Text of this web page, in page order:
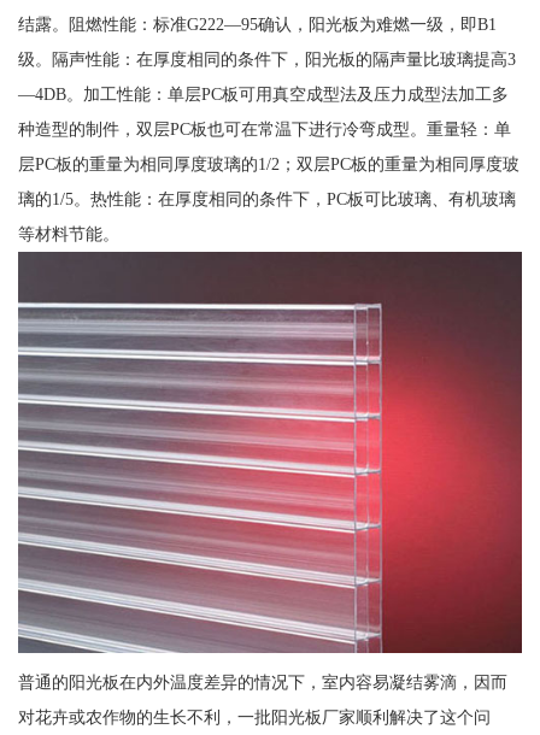
结露。阻燃性能：标准G222—95确认，阳光板为难燃一级，即B1
级。隔声性能：在厚度相同的条件下，阳光板的隔声量比玻璃提高3
—4DB。加工性能：单层PC板可用真空成型法及压力成型法加工多
种造型的制件，双层PC板也可在常温下进行冷弯成型。重量轻：单
层PC板的重量为相同厚度玻璃的1/2；双层PC板的重量为相同厚度玻
璃的1/5。热性能：在厚度相同的条件下，PC板可比玻璃、有机玻璃
等材料节能。
普通的阳光板在内外温度差异的情况下，室内容易凝结雾滴，因而
对花卉或农作物的生长不利，一批阳光板厂家顺利解决了这个问